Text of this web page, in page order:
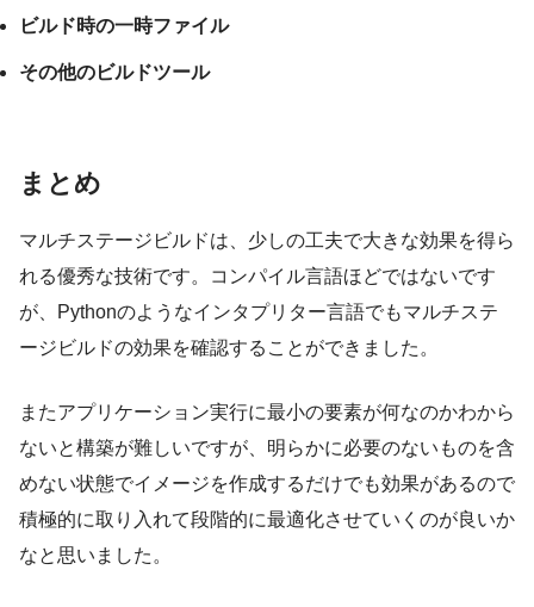
ビルド時の一時ファイル
その他のビルドツール
まとめ
マルチステージビルドは、少しの工夫で大きな効果を得ら
れる優秀な技術です。コンパイル言語ほどではないです
が、Pythonのようなインタプリター言語でもマルチステ
ージビルドの効果を確認することができました。
またアプリケーション実行に最小の要素が何なのかわから
ないと構築が難しいですが、明らかに必要のないものを含
めない状態でイメージを作成するだけでも効果があるので
積極的に取り入れて段階的に最適化させていくのが良いか
なと思いました。